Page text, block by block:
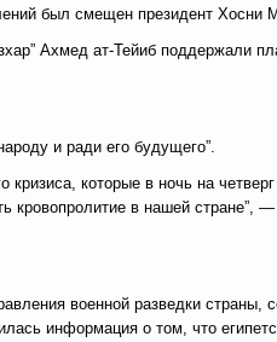
был смещен президент Хосни
Ахмед ат-Тейиб поддержали
и ради его будущего”.
кризиса, которые в ночь на
кровопролитие в нашей стране”, —
военной разведки страны,
информация о том, что